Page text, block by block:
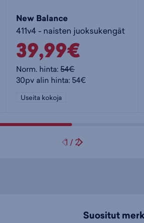
New Balance
411v4 - naisten juoksukengät
39,99€
Norm. hinta:54€
30pv alin hinta: 54€
Useita kokoja
1 / 2
Suositut